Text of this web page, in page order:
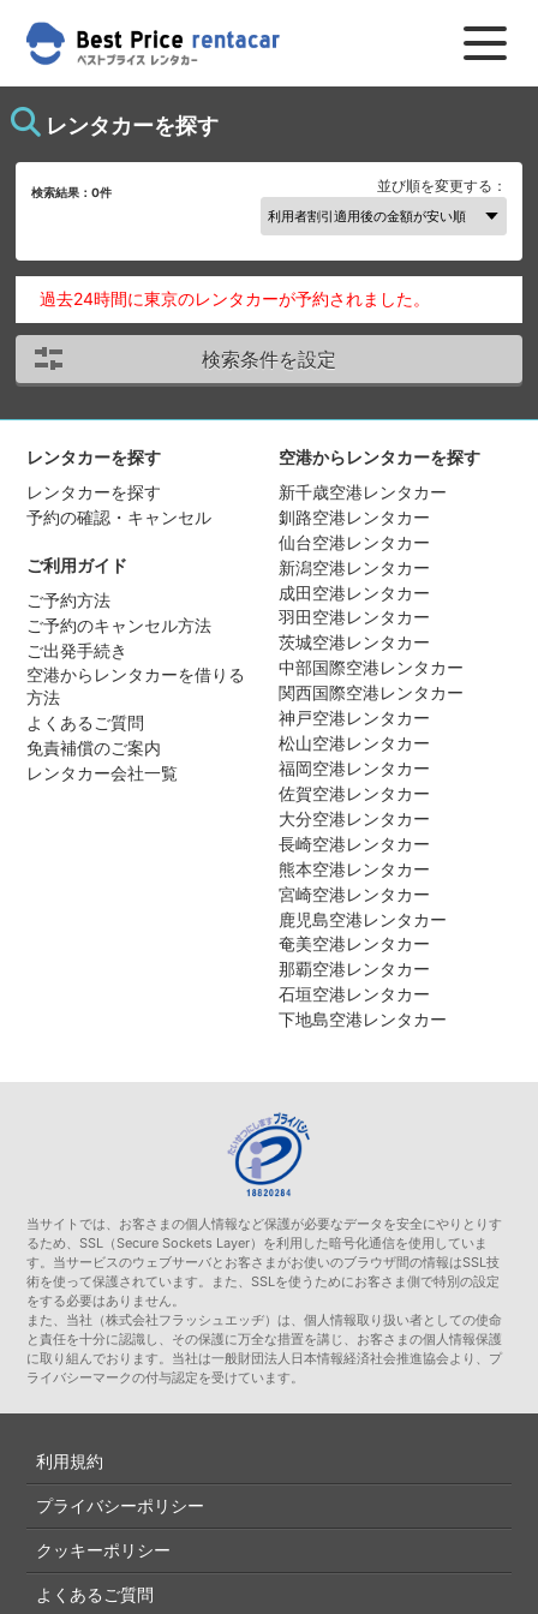
レンタカーを探す
検索結果：0件 並び順を変更する：
過去24時間に東京のレンタカーが予約されました。
検索条件を設定
レンタカーを探す
レンタカーを探す
予約の確認・キャンセル
ご利用ガイド
ご予約方法
ご予約のキャンセル方法
ご出発手続き
空港からレンタカーを借りる
方法
よくあるご質問
免責補償のご案内
レンタカー会社一覧
空港からレンタカーを探す
新千歳空港レンタカー
釧路空港レンタカー
仙台空港レンタカー
新潟空港レンタカー
成田空港レンタカー
羽田空港レンタカー
茨城空港レンタカー
中部国際空港レンタカー
関西国際空港レンタカー
神戸空港レンタカー
松山空港レンタカー
福岡空港レンタカー
佐賀空港レンタカー
大分空港レンタカー
長崎空港レンタカー
熊本空港レンタカー
宮崎空港レンタカー
鹿児島空港レンタカー
奄美空港レンタカー
那覇空港レンタカー
石垣空港レンタカー
下地島空港レンタカー
当サイトでは、お客さまの個人情報など保護が必要なデータを安全にやりとりす
るため、SSL（Secure Sockets Layer）を利用した暗号化通信を使用していま
す。当サービスのウェブサーバとお客さまがお使いのブラウザ間の情報はSSL技
術を使って保護されています。また、SSLを使うためにお客さま側で特別の設定
をする必要はありません。
また、当社（株式会社フラッシュエッヂ）は、個人情報取り扱い者としての使命
と責任を十分に認識し、その保護に万全な措置を講じ、お客さまの個人情報保護
に取り組んでおります。当社は一般財団法人日本情報経済社会推進協会より、プ
ライバシーマークの付与認定を受けています。
利用規約
プライバシーポリシー
クッキーポリシー
よくあるご質問